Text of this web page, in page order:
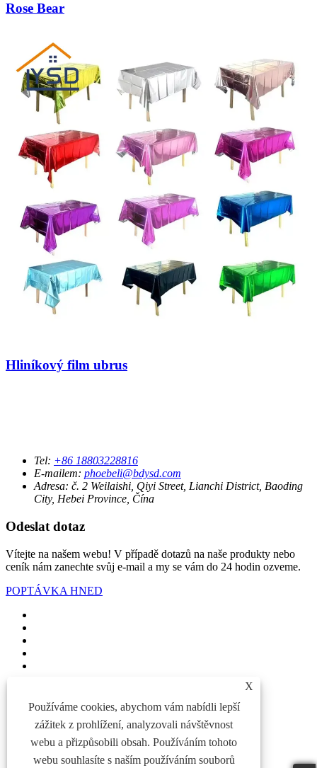
Rose Bear
Hliníkový film ubrus
Tel: +86 18803228816
E-mailem: phoebeli@bdysd.com
Adresa: č. 2 Weilaishi, Qiyi Street, Lianchi District, Baoding
City, Hebei Province, Čína
Odeslat dotaz
Vítejte na našem webu! V případě dotazů na naše produkty nebo
ceník nám zanechte svůj e-mail a my se vám do 24 hodin ozveme.
POPTÁVKA HNED
Links
RSS
XML
Zásady ochrany osobních údajů
X
Používáme cookies, abychom vám nabídli lepší
zážitek z prohlížení, analyzovali návštěvnost
webu a přizpůsobili obsah. Používáním tohoto
webu souhlasíte s naším používáním souborů